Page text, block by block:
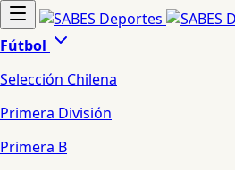
Fútbol
Selección Chilena
Primera División
Primera B